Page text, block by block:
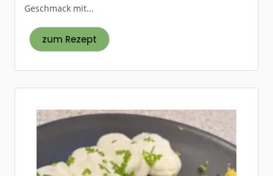
Geschmack mit...
zum Rezept